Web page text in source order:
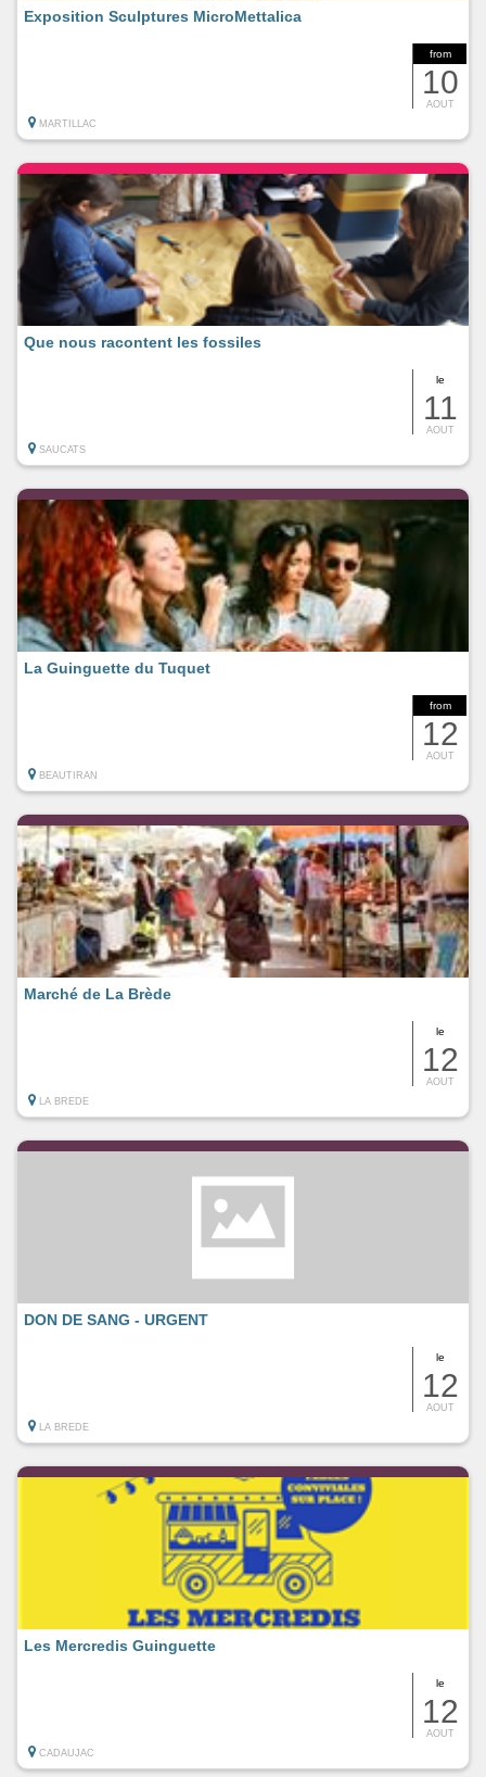
from
10
AOUT
Exposition Sculptures MicroMettalica
MARTILLAC
le
11
AOUT
Que nous racontent les fossiles
SAUCATS
from
12
AOUT
La Guinguette du Tuquet
BEAUTIRAN
le
12
AOUT
Marché de La Brède
LA BREDE
le
12
AOUT
DON DE SANG - URGENT
LA BREDE
le
12
AOUT
Les Mercredis Guinguette
CADAUJAC